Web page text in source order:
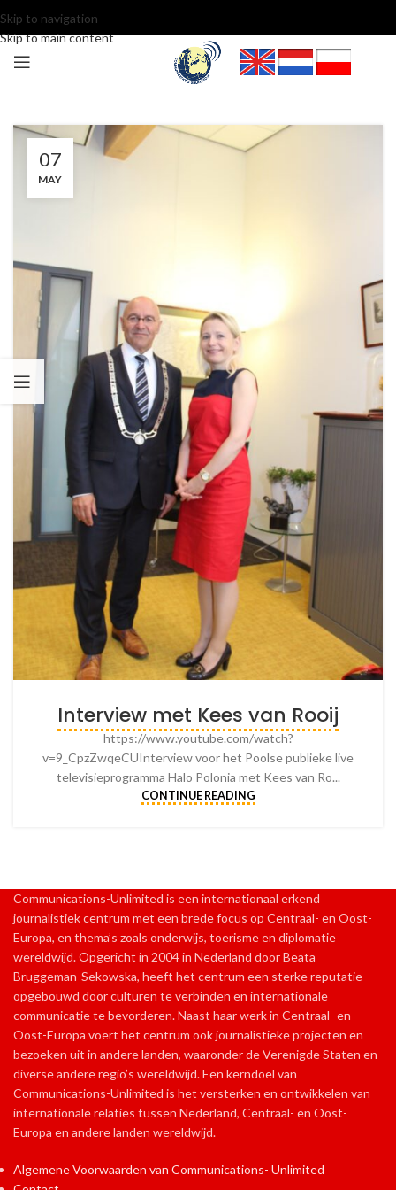
Skip to navigation
Skip to main content
07
MAY
Interview met Kees van Rooij
https://www.youtube.com/watch?
v=9_CpzZwqeCUInterview voor het Poolse publieke live
televisieprogramma Halo Polonia met Kees van Ro...
CONTINUE READING
Communications-Unlimited is een internationaal erkend
journalistiek centrum met een brede focus op Centraal- en Oost-
Europa, en thema’s zoals onderwijs, toerisme en diplomatie
wereldwijd. Opgericht in 2004 in Nederland door Beata
Bruggeman-Sekowska, heeft het centrum een sterke reputatie
opgebouwd door culturen te verbinden en internationale
communicatie te bevorderen. Naast haar werk in Centraal- en
Oost-Europa voert het centrum ook journalistieke projecten en
bezoeken uit in andere landen, waaronder de Verenigde Staten en
diverse andere regio’s wereldwijd. Een kerndoel van
Communications-Unlimited is het versterken en ontwikkelen van
internationale relaties tussen Nederland, Centraal- en Oost-
Europa en andere landen wereldwijd.
Algemene Voorwaarden van Communications- Unlimited